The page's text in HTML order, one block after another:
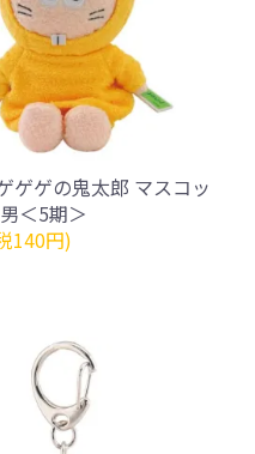
ゲゲの鬼太郎 マスコッ
＜5期＞
140円)